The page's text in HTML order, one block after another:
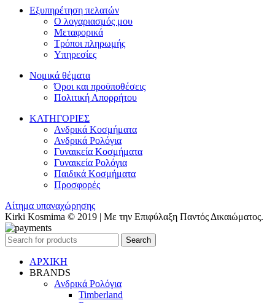
Εξυπηρέτηση πελατών
Ο λογαριασμός μου
Μεταφορικά
Τρόποι πληρωμής
Υπηρεσίες
Νομικά θέματα
Όροι και προϋποθέσεις
Πολιτική Απορρήτου
ΚΑΤΗΓΟΡΙΕΣ
Ανδρικά Κοσμήματα
Ανδρικά Ρολόγια
Γυναικεία Κοσμήματα
Γυναικεία Ρολόγια
Παιδικά Κοσμήματα
Προσφορές
Αίτημα υπαναχώρησης
Kirki Kosmima © 2019 | Με την Επιφύλαξη Παντός Δικαιώματος.
Search
ΑΡΧΙΚΗ
BRANDS
Ανδρικά Ρολόγια
Timberland